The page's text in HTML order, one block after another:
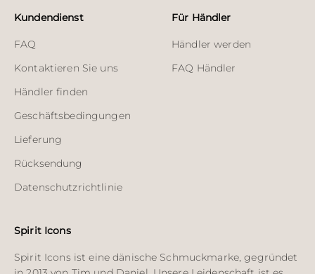
Kundendienst
FAQ
Kontaktieren Sie uns
Händler finden
Geschäftsbedingungen
Lieferung
Rücksendung
Datenschutzrichtlinie
Für Händler
Händler werden
FAQ Händler
Spirit Icons
Spirit Icons ist eine dänische Schmuckmarke, gegründet